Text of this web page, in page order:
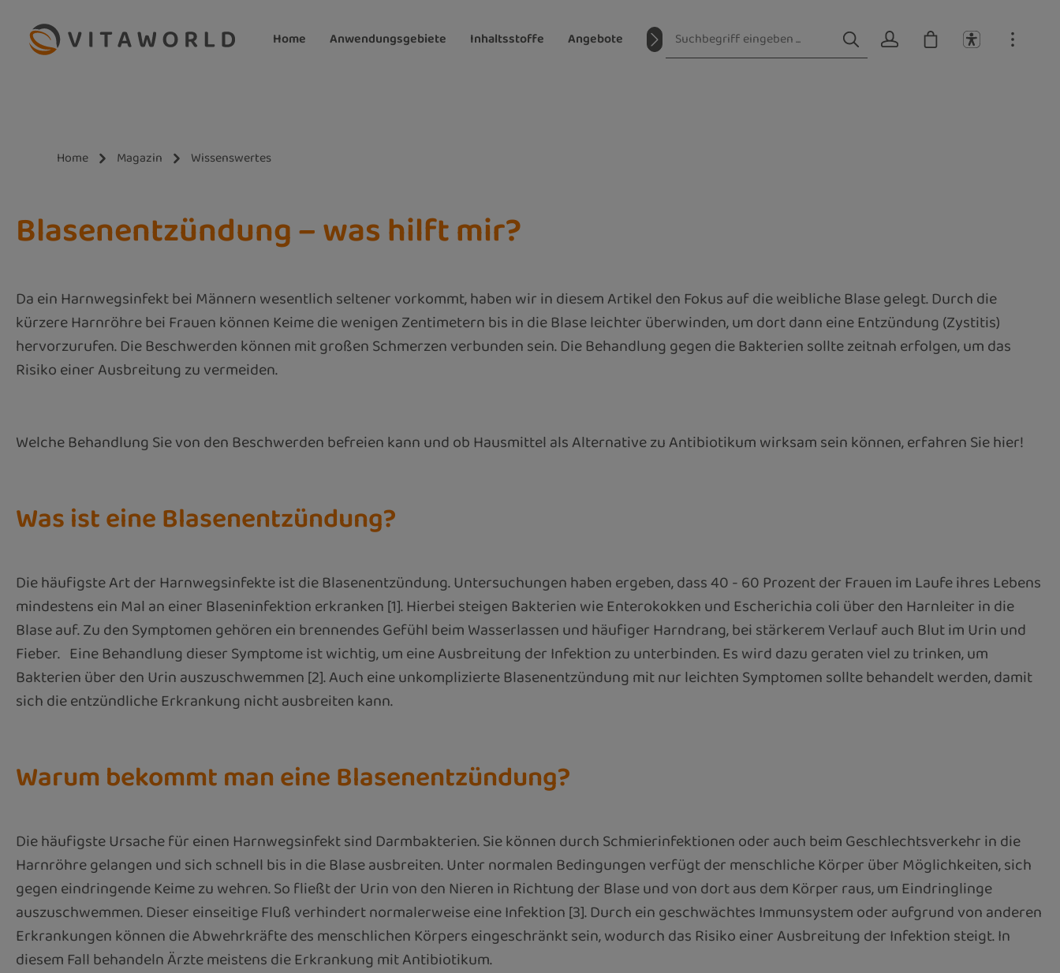
Hauptinhalt springen
Zur Suche springen
Zur Hauptnavigation springen
Home Anwendungsgebiete Inhaltsstoffe Angebote Magazin
Home Magazin Wissenswertes
Blasenentzündung – was hilft mir?
Da ein Harnwegsinfekt bei Männern wesentlich seltener vorkommt, haben wir in diesem Artikel den Fokus auf die weibliche Blase gelegt. Durch die
kürzere Harnröhre bei Frauen können Keime die wenigen Zentimetern bis in die Blase leichter überwinden, um dort dann eine Entzündung (Zystitis)
hervorzurufen. Die Beschwerden können mit großen Schmerzen verbunden sein. Die Behandlung gegen die Bakterien sollte zeitnah erfolgen, um das
Risiko einer Ausbreitung zu vermeiden.
Welche Behandlung Sie von den Beschwerden befreien kann und ob Hausmittel als Alternative zu Antibiotikum wirksam sein können, erfahren Sie hier!
Was ist eine Blasenentzündung?
Die häufigste Art der Harnwegsinfekte ist die Blasenentzündung. Untersuchungen haben ergeben, dass 40 - 60 Prozent der Frauen im Laufe ihres Lebens
mindestens ein Mal an einer Blaseninfektion erkranken [1]. Hierbei steigen Bakterien wie Enterokokken und Escherichia coli über den Harnleiter in die
Blase auf. Zu den Symptomen gehören ein brennendes Gefühl beim Wasserlassen und häufiger Harndrang, bei stärkerem Verlauf auch Blut im Urin und
Fieber. Eine Behandlung dieser Symptome ist wichtig, um eine Ausbreitung der Infektion zu unterbinden. Es wird dazu geraten viel zu trinken, um
Bakterien über den Urin auszuschwemmen [2]. Auch eine unkomplizierte Blasenentzündung mit nur leichten Symptomen sollte behandelt werden, damit
sich die entzündliche Erkrankung nicht ausbreiten kann.
Warum bekommt man eine Blasenentzündung?
Die häufigste Ursache für einen Harnwegsinfekt sind Darmbakterien. Sie können durch Schmierinfektionen oder auch beim Geschlechtsverkehr in die
Harnröhre gelangen und sich schnell bis in die Blase ausbreiten. Unter normalen Bedingungen verfügt der menschliche Körper über Möglichkeiten, sich
gegen eindringende Keime zu wehren. So fließt der Urin von den Nieren in Richtung der Blase und von dort aus dem Körper raus, um Eindringlinge
auszuschwemmen. Dieser einseitige Fluß verhindert normalerweise eine Infektion [3]. Durch ein geschwächtes Immunsystem oder aufgrund von anderen
Erkrankungen können die Abwehrkräfte des menschlichen Körpers eingeschränkt sein, wodurch das Risiko einer Ausbreitung der Infektion steigt. In
diesem Fall behandeln Ärzte meistens die Erkrankung mit Antibiotikum.